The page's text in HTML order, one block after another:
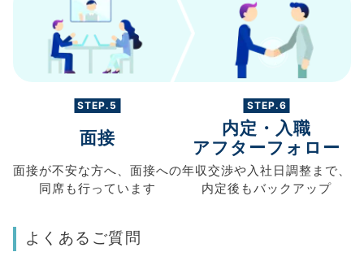
STEP.5
面接
面接が不安な方へ、 面接への
同席も行っています
STEP.6
内定・入職
アフターフォロー
年収交渉や入社日調整まで、
内定後もバックアップ
よくあるご質問